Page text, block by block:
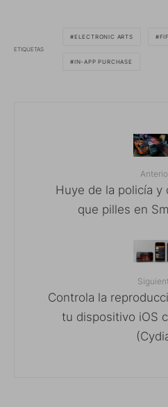
ETIQUETAS
ELECTRONIC ARTS
IN-APP PURCHASE
Huye de la policía y
que pilles en
Controla la
tu dispositivo iOS